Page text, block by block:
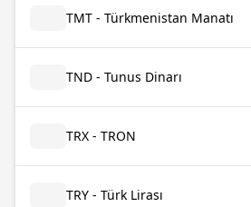
TMT - Türkmenistan Manatı
TND - Tunus Dinarı
TRX - TRON
TRY - Türk Lirası